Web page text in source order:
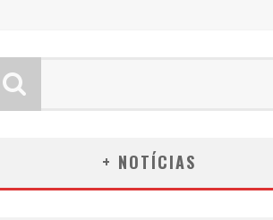
+ NOTÍCIAS